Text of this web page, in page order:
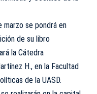
marzo se pondrá en
de su libro
la Cátedra
H., en la Facultad
de la UASD.